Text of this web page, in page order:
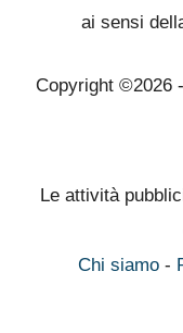
ai sensi
Copyright ©2026
Le attività
Chi siamo-